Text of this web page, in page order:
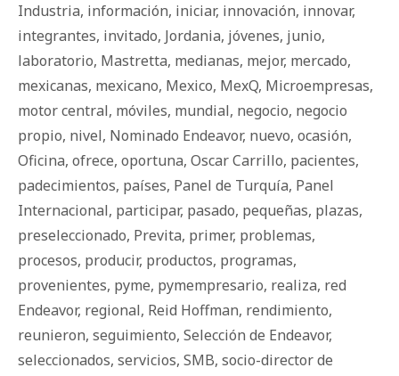
Industria, información, iniciar, innovación, innovar,
integrantes, invitado, Jordania, jóvenes, junio,
laboratorio, Mastretta, medianas, mejor, mercado,
mexicanas, mexicano, Mexico, MexQ, Microempresas,
motor central, móviles, mundial, negocio, negocio
propio, nivel, Nominado Endeavor, nuevo, ocasión,
Oficina, ofrece, oportuna, Oscar Carrillo, pacientes,
padecimientos, países, Panel de Turquía, Panel
Internacional, participar, pasado, pequeñas, plazas,
preseleccionado, Previta, primer, problemas,
procesos, producir, productos, programas,
provenientes, pyme, pymempresario, realiza, red
Endeavor, regional, Reid Hoffman, rendimiento,
reunieron, seguimiento, Selección de Endeavor,
seleccionados, servicios, SMB, socio-director de